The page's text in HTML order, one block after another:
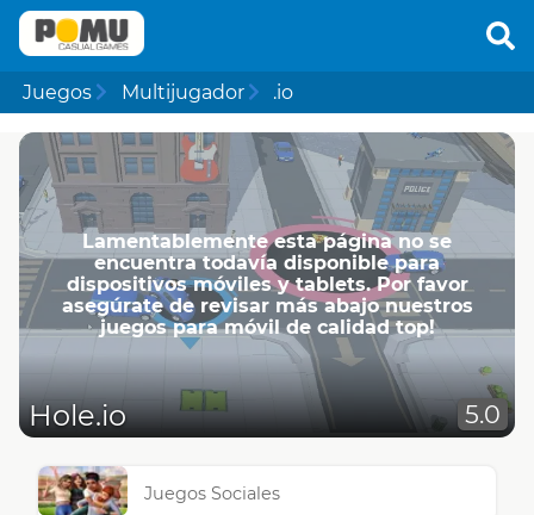
Juegos Multijugador .io
Lamentablemente esta página no se
encuentra todavía disponible para
dispositivos móviles y tablets. Por favor
asegúrate de revisar más abajo nuestros
juegos para móvil de calidad top!
Hole.io 5.0
Juegos Sociales